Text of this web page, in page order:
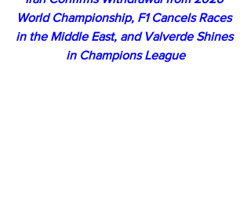
World Championship, F1 Cancels Races
in the Middle East, and Valverde Shines
in Champions League